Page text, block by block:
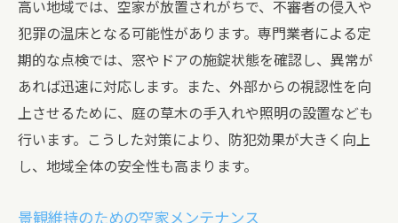
高い地域では、空家が放置されがちで、不審者の侵入や
犯罪の温床となる可能性があります。専門業者による定
期的な点検では、窓やドアの施錠状態を確認し、異常が
あれば迅速に対応します。また、外部からの視認性を向
上させるために、庭の草木の手入れや照明の設置なども
行います。こうした対策により、防犯効果が大きく向上
し、地域全体の安全性も高まります。
景観維持のための空家メンテナンス